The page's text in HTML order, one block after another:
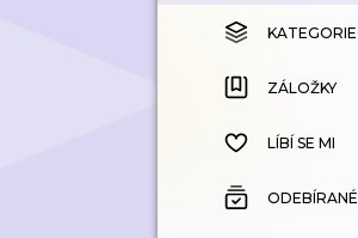
KATEGORIE
ZÁLOŽKY
HISTORIE
KATEGORIE
ZÁLOŽKY
LÍBÍ SE MI
ODEBÍRANÉ